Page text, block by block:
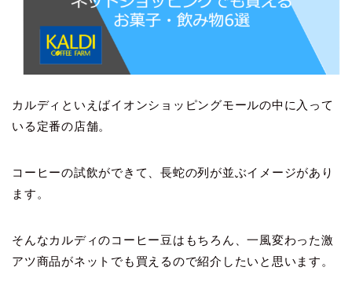
カルディといえばイオンショッピングモールの中に入って
いる定番の店舗。
コーヒーの試飲ができて、長蛇の列が並ぶイメージがあり
ます。
そんなカルディのコーヒー豆はもちろん、一風変わった激
アツ商品がネットでも買えるので紹介したいと思います。